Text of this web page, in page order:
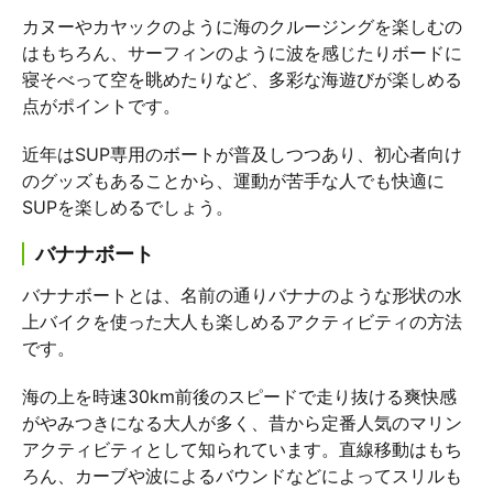
カヌーやカヤックのように海のクルージングを楽しむの
はもちろん、サーフィンのように波を感じたりボードに
寝そべって空を眺めたりなど、多彩な海遊びが楽しめる
点がポイントです。
近年はSUP専用のボートが普及しつつあり、初心者向け
のグッズもあることから、運動が苦手な人でも快適に
SUPを楽しめるでしょう。
バナナボート
バナナボートとは、名前の通りバナナのような形状の水
上バイクを使った大人も楽しめるアクティビティの方法
です。
海の上を時速30km前後のスピードで走り抜ける爽快感
がやみつきになる大人が多く、昔から定番人気のマリン
アクティビティとして知られています。直線移動はもち
ろん、カーブや波によるバウンドなどによってスリルも